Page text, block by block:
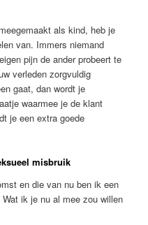
als kind, heb je
van. Immers niemand
pijn de ander probeert te
verleden zorgvuldig
gaat, dan wordt je
waarmee je de klant
je een extra goede
misbruik
en die van nu ben ik een
ik je nu al mee zou willen